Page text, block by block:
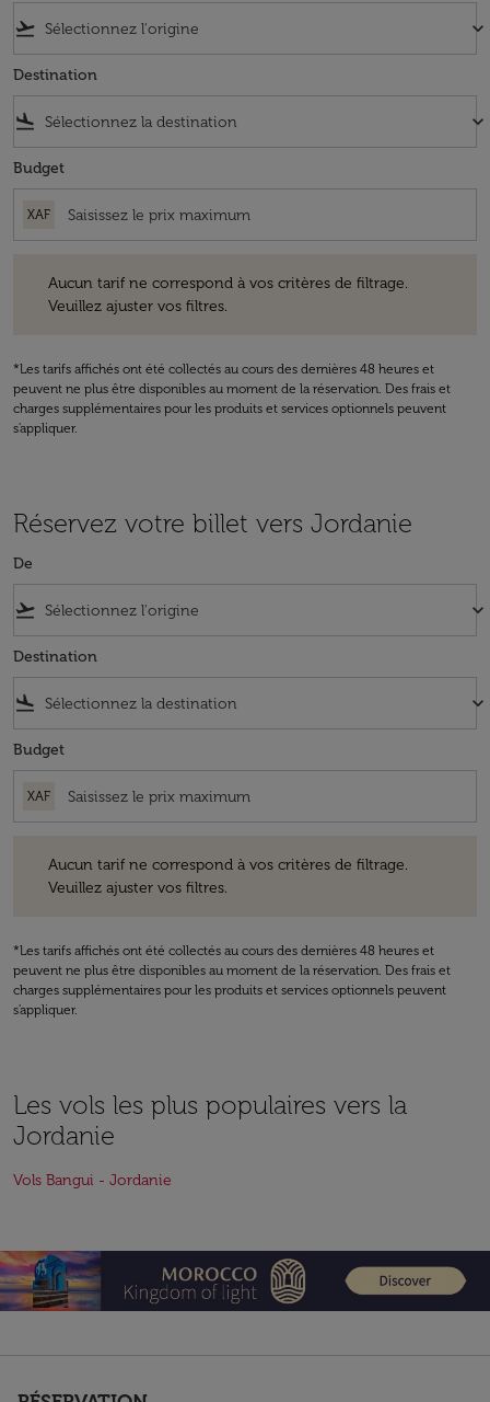
flight_takeoff keyboard_arrow_down
Destination
flight_land keyboard_arrow_down
Budget
XAF
Aucun tarif ne correspond à vos critères de filtrage.
Veuillez ajuster vos filtres.
*Les tarifs affichés ont été collectés au cours des dernières 48 heures et
peuvent ne plus être disponibles au moment de la réservation. Des frais et
charges supplémentaires pour les produits et services optionnels peuvent
s'appliquer.
Réservez votre billet vers Jordanie
De
flight_takeoff keyboard_arrow_down
Destination
flight_land keyboard_arrow_down
Budget
XAF
Aucun tarif ne correspond à vos critères de filtrage.
Veuillez ajuster vos filtres.
*Les tarifs affichés ont été collectés au cours des dernières 48 heures et
peuvent ne plus être disponibles au moment de la réservation. Des frais et
charges supplémentaires pour les produits et services optionnels peuvent
s'appliquer.
Les vols les plus populaires vers la
Jordanie
Vols Bangui - Jordanie